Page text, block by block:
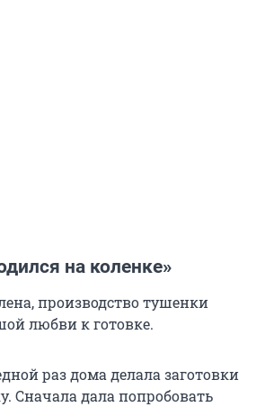
на коленке»
производство тушенки
любви к готовке.
раз дома делала заготовки
Сначала дала попробовать